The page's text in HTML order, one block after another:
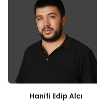
Hanifi Edip Alcı